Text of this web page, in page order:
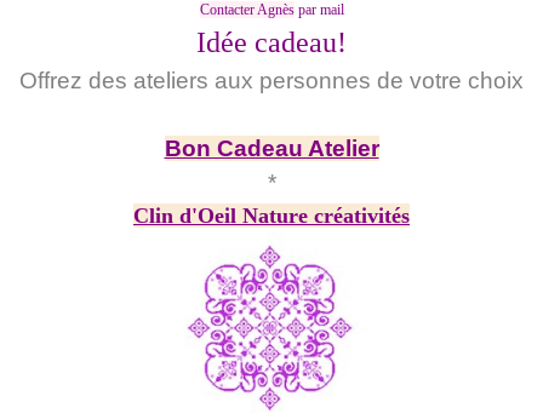
Contacter Agnèspar mail
Idée cadeau!
Offrez des ateliers aux personnes de votre choix
Bon Cadeau Atelier
*
Clin d'Oeil Nature créativités